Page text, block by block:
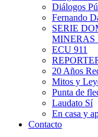
Diálogos
Fernando
SERIE
ECU 911
20 Años
Mitos y
Punta de
Laudato Sí
En casa y
Contacto